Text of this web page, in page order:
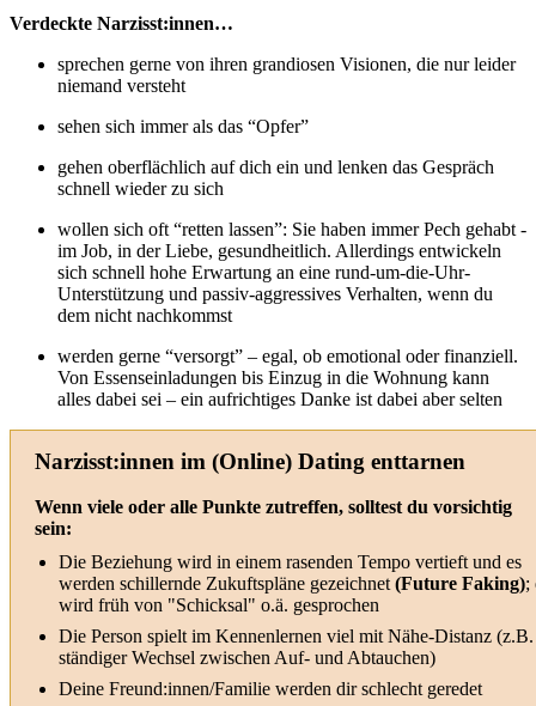
Verdeckte Narzisst:innen…
sprechen gerne von ihren grandiosen Visionen, die nur leider
niemand versteht
sehen sich immer als das “Opfer”
gehen oberflächlich auf dich ein und lenken das Gespräch
schnell wieder zu sich
wollen sich oft “retten lassen”: Sie haben immer Pech gehabt -
im Job, in der Liebe, gesundheitlich. Allerdings entwickeln
sich schnell hohe Erwartung an eine rund-um-die-Uhr-
Unterstützung und passiv-aggressives Verhalten, wenn du
dem nicht nachkommst
werden gerne “versorgt” – egal, ob emotional oder finanziell.
Von Essenseinladungen bis Einzug in die Wohnung kann
alles dabei sei – ein aufrichtiges Danke ist dabei aber selten
Narzisst:innen im (Online) Dating enttarnen
Wenn viele oder alle Punkte zutreffen, solltest du vorsichtig
sein:
Die Beziehung wird in einem rasenden Tempo vertieft und es
werden schillernde Zukuftspläne gezeichnet (Future Faking);
wird früh von "Schicksal" o.ä. gesprochen
Die Person spielt im Kennenlernen viel mit Nähe-Distanz (z.B.
ständiger Wechsel zwischen Auf- und Abtauchen)
Deine Freund:innen/Familie werden dir schlecht geredet